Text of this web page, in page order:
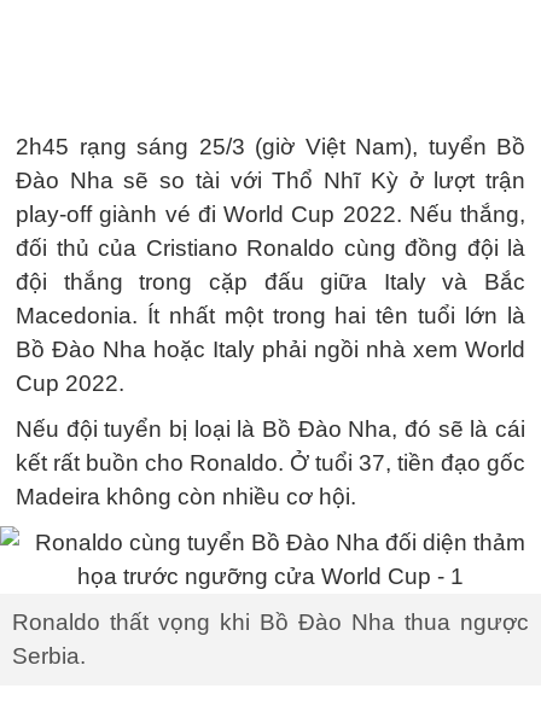
2h45 rạng sáng 25/3 (giờ Việt Nam), tuyển Bồ
Đào Nha sẽ so tài với Thổ Nhĩ Kỳ ở lượt trận
play-off giành vé đi World Cup 2022. Nếu thắng,
đối thủ của Cristiano Ronaldo cùng đồng đội là
đội thắng trong cặp đấu giữa Italy và Bắc
Macedonia. Ít nhất một trong hai tên tuổi lớn là
Bồ Đào Nha hoặc Italy phải ngồi nhà xem World
Cup 2022.
Nếu đội tuyển bị loại là Bồ Đào Nha, đó sẽ là cái
kết rất buồn cho Ronaldo. Ở tuổi 37, tiền đạo gốc
Madeira không còn nhiều cơ hội.
Ronaldo thất vọng khi Bồ Đào Nha thua ngược
Serbia.